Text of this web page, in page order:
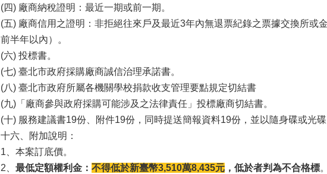
(四) 廠商納稅證明：最近一期或前一期。
(五) 廠商信用之證明：非拒絕往來戶及最近3年內無退票紀錄之票據交換所或
前半年以內）。
(六) 投標書。
(七) 臺北市政府採購廠商誠信治理承諾書。
(八) 臺北市政府所屬各機關學校捐款收支管理要點規定切結書
(九)「廠商參與政府採購可能涉及之法律責任」投標廠商切結書。
(十) 服務建議書19份、附件19份，同時提送簡報資料19份，並以隨身碟或光
十六、附加說明：
1、本案訂底價。
2、 最低定額權利金： 不得低於新臺幣3,510萬8,435元 ，低於者判為不合格標